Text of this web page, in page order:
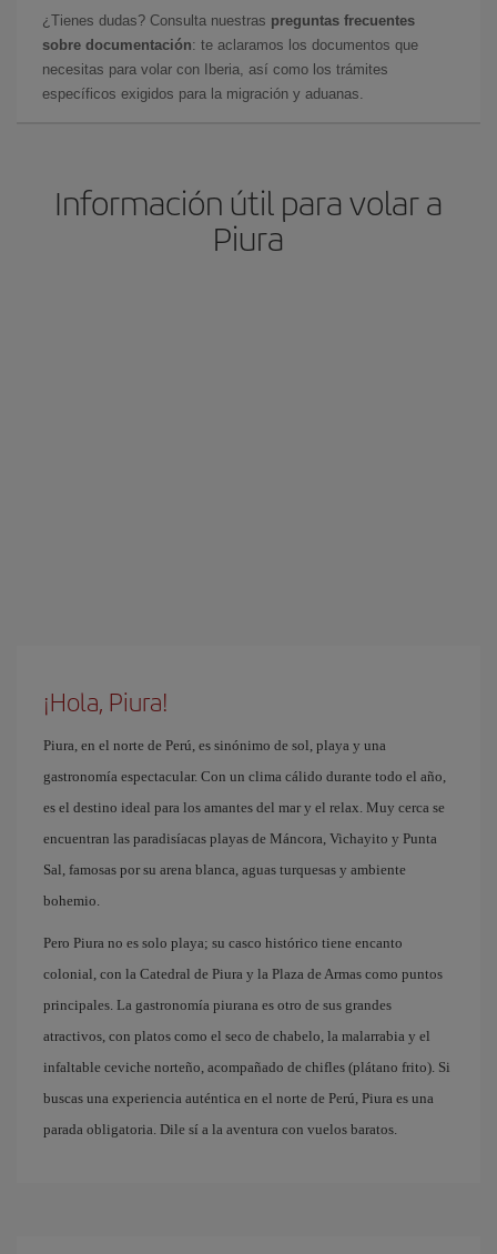
¿Tienes dudas? Consulta nuestras preguntas frecuentes
sobre documentación: te aclaramos los documentos que
necesitas para volar con Iberia, así como los trámites
específicos exigidos para la migración y aduanas.
Información útil para volar a
Piura
¡Hola, Piura!
Piura, en el norte de Perú, es sinónimo de sol, playa y una
gastronomía espectacular. Con un clima cálido durante todo el año,
es el destino ideal para los amantes del mar y el relax. Muy cerca se
encuentran las paradisíacas playas de Máncora, Vichayito y Punta
Sal, famosas por su arena blanca, aguas turquesas y ambiente
bohemio.
Pero Piura no es solo playa; su casco histórico tiene encanto
colonial, con la Catedral de Piura y la Plaza de Armas como puntos
principales. La gastronomía piurana es otro de sus grandes
atractivos, con platos como el seco de chabelo, la malarrabia y el
infaltable ceviche norteño, acompañado de chifles (plátano frito). Si
buscas una experiencia auténtica en el norte de Perú, Piura es una
parada obligatoria. Dile sí a la aventura con vuelos baratos.